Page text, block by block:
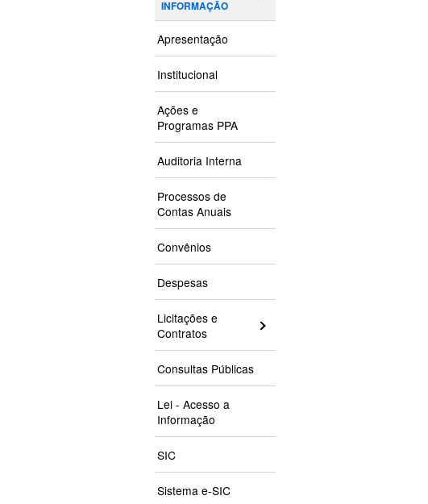
INFORMAÇÃO
Apresentação
Institucional
Ações e
Programas PPA
Auditoria Interna
Processos de
Contas Anuais
Convênios
Despesas
Licitações e
Contratos
Consultas Públicas
Lei - Acesso a
Informação
SIC
Sistema e-SIC